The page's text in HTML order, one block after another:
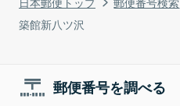
築館新八ツ沢
郵便番号を調べる